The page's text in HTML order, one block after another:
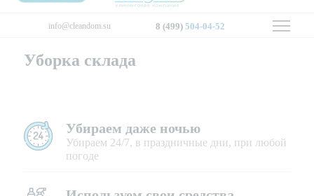
info@cleandom.su 8 (499)504-04-52
Уборка склада
Убираем даже ночью
Убираем 24/7, в праздничные дни, при любой
погоде